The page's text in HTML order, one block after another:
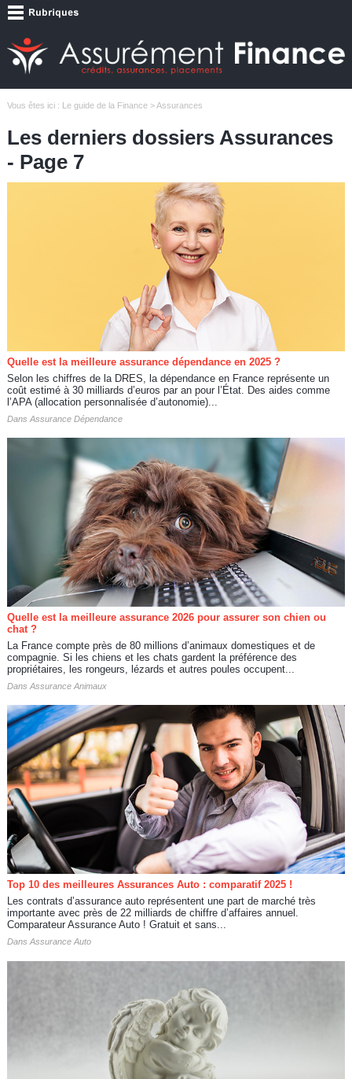
Vous êtes ici : Le guide de la Finance> Assurances
Les derniers dossiers Assurances
- Page 7
Quelle est la meilleure assurance dépendance en 2025 ?
Selon les chiffres de la DRES, la dépendance en France représente un
coût estimé à 30 milliards d’euros par an pour l’État. Des aides comme
l’APA (allocation personnalisée d’autonomie)...
Dans Assurance Dépendance
Quelle est la meilleure assurance 2026 pour assurer son chien ou
chat ?
La France compte près de 80 millions d’animaux domestiques et de
compagnie. Si les chiens et les chats gardent la préférence des
propriétaires, les rongeurs, lézards et autres poules occupent...
Dans Assurance Animaux
Top 10 des meilleures Assurances Auto : comparatif 2025 !
Les contrats d’assurance auto représentent une part de marché très
importante avec près de 22 milliards de chiffre d’affaires annuel.
Comparateur Assurance Auto ! Gratuit et sans...
DansAssurance Auto